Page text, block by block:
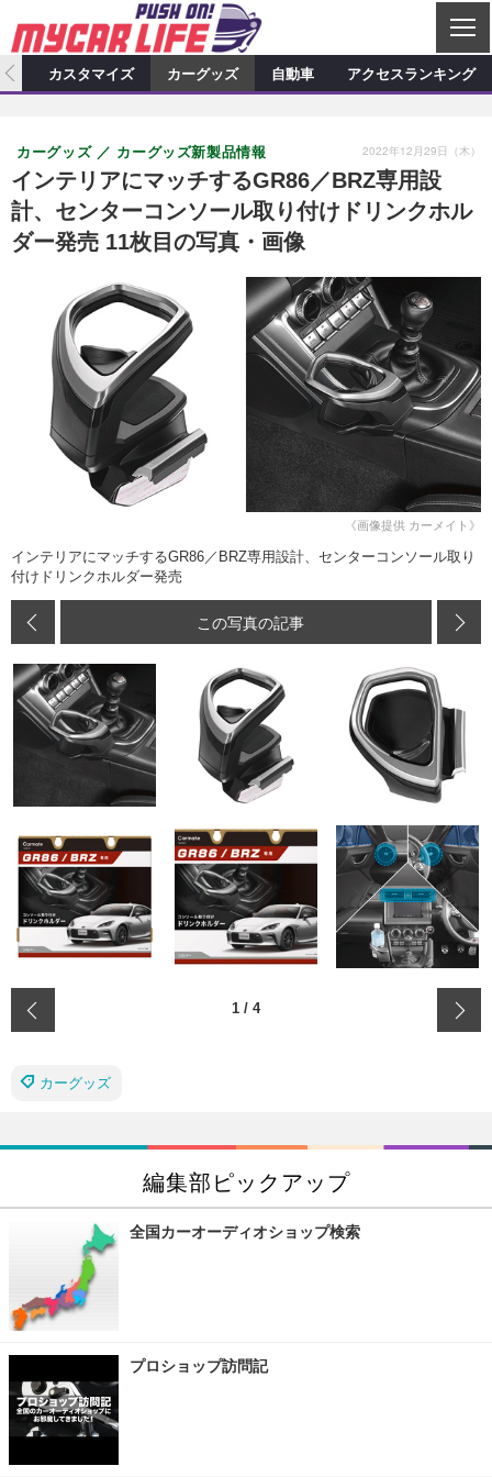
C
L
S
カーオーディオ
プロショップ検索 ショップ訪問記
カーオーディオニュース デモカー製作記
その他
カスタマイズ特集記事 カスタマイズ新製品情報
カスタマイズニュース
カーグッズ
カーグッズ特集記事 カーグッズ新製品情報
カーグッズニュース
自動車
スクープ
カスタマイズ カーグッズ 自動車 アクセスランキング
インテリアにマッチするGR86／BRZ専用設
計、センターコンソール取り付けドリンクホル
ダー発売 11枚目の写真・画像
カーグッズ カーグッズ新製品情報 2022年12月29日（木）
《画像提供 カーメイト》
インテリアにマッチするGR86／BRZ専用設計、センターコンソール取り
付けドリンクホルダー発売
この写真の記事
1 / 4
カーグッズ
編集部ピックアップ
全国カーオーディオショップ検索
プロショップ訪問記